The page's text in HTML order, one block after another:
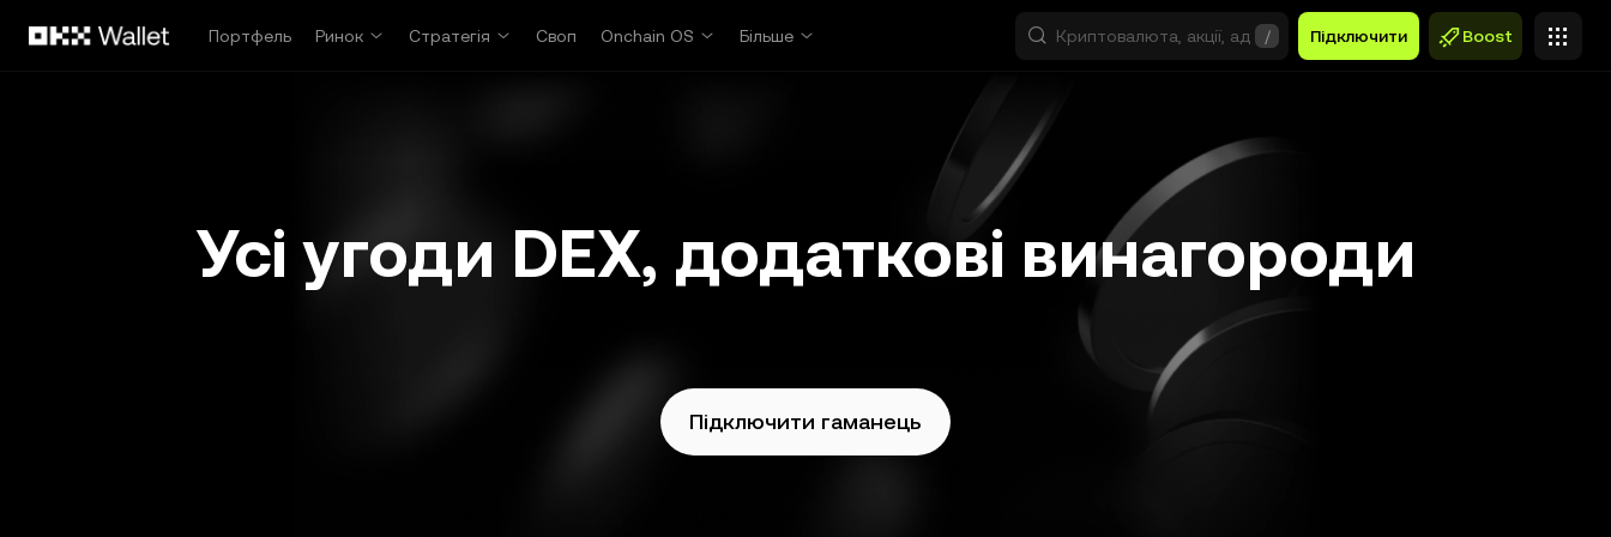
Портфель
Ринок Стратегія Своп Onchain OS Більше / Підключити Boost
Усі угоди DEX, додаткові винагороди
Підключити гаманець